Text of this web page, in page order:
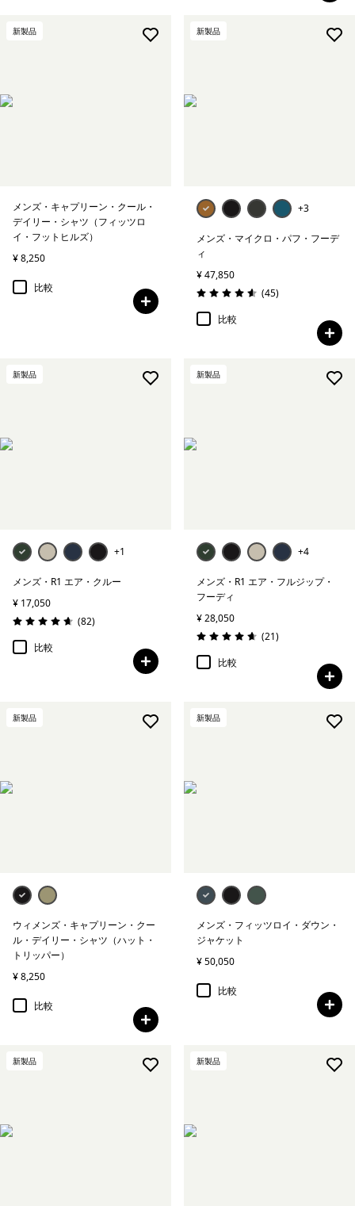
新製品
メンズ・キャプリーン・クール・
デイリー・シャツ（フィッツロ
イ・フットヒルズ）
¥ 8,250
比較
新製品
+3
メンズ・マイクロ・パフ・フーデ
ィ
¥ 47,850
評価: 4.6 / 5
(45レビュー
)
比較
新製品
+1
メンズ・R1 エア・クルー
¥ 17,050
評価: 4.7 / 5
(82レビュー
)
比較
新製品
+4
メンズ・R1 エア・フルジップ・
フーディ
¥ 28,050
評価: 4.7 / 5
(21レビュー
)
比較
新製品
ウィメンズ・キャプリーン・クー
ル・デイリー・シャツ（ハット・
トリッパー）
¥ 8,250
比較
新製品
メンズ・フィッツロイ・ダウン・
ジャケット
¥ 50,050
比較
新製品 新製品